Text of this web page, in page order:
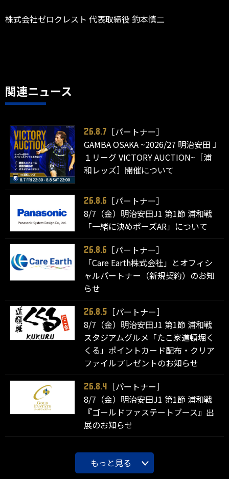
株式会社ゼロクレスト 代表取締役 釣本慎二
関連ニュース
26.8.7
［パートナー］
GAMBA OSAKA ~2026/27 明治安田Ｊ
１リーグ VICTORY AUCTION~［浦
和レッズ］開催について
26.8.6
［パートナー］
8/7（金）明治安田J1 第1節 浦和戦
「一緒に決めポーズAR」について
26.8.6
［パートナー］
「Care Earth株式会社」とオフィシ
ャルパートナー（新規契約）のお知
らせ
26.8.5
［パートナー］
8/7（金）明治安田J1 第1節 浦和戦
スタジアムグルメ「たこ家道頓堀く
くる」ポイントカード配布・クリア
ファイルプレゼントのお知らせ
26.8.4
［パートナー］
8/7（金）明治安田J1 第1節 浦和戦
『ゴールドファステートブース』出
展のお知らせ
もっと見る